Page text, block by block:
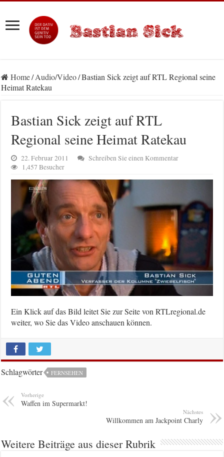
Home/Audio/Video/Bastian Sick zeigt auf RTL Regional seine
Heimat Ratekau
Bastian Sick zeigt auf RTL
Regional seine Heimat Ratekau
22. Februar 2011
Schreiben Sie einen Kommentar
1,457 Besucher
Ein Klick auf das Bild leitet Sie zur Seite von RTLregional.de
weiter, wo Sie das Video anschauen können.
Schlagwörter FERNSEHEN
Vorherige
Waffen im Supermarkt!
Nächstes
Willkommen am Jackpoint Charly
Weitere Beiträge aus dieser Rubrik